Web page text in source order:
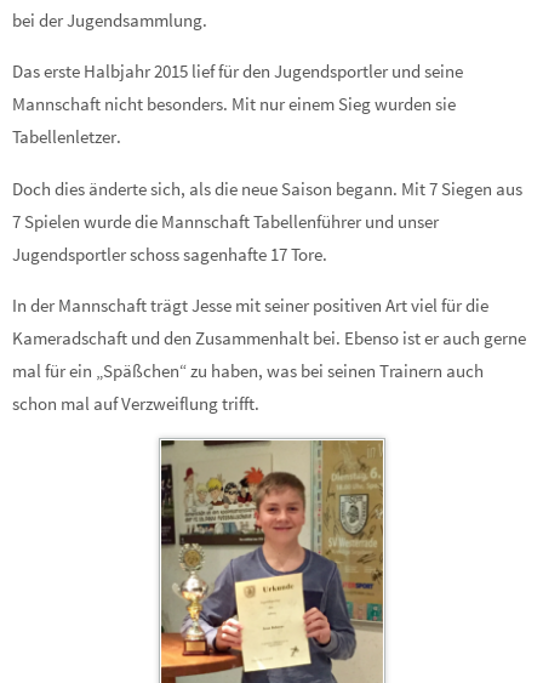
bei der Jugendsammlung.
Das erste Halbjahr 2015 lief für den Jugendsportler und seine
Mannschaft nicht besonders. Mit nur einem Sieg wurden sie
Tabellenletzer.
Doch dies änderte sich, als die neue Saison begann. Mit 7 Siegen aus
7 Spielen wurde die Mannschaft Tabellenführer und unser
Jugendsportler schoss sagenhafte 17 Tore.
In der Mannschaft trägt Jesse mit seiner positiven Art viel für die
Kameradschaft und den Zusammenhalt bei. Ebenso ist er auch gerne
mal für ein „Späßchen“ zu haben, was bei seinen Trainern auch
schon mal auf Verzweiflung trifft.